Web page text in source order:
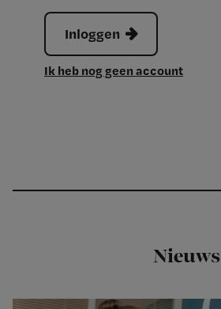
Inloggen
Ik heb nog geen account
Nieuws